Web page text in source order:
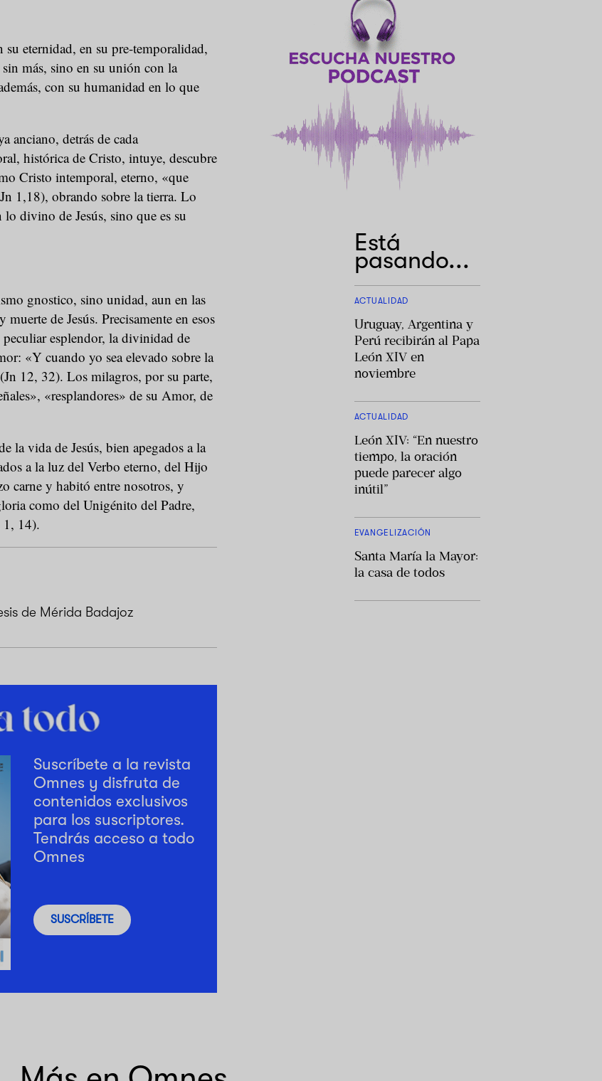
eternidad, en su pre-temporalidad,
más, sino en su unión con la
con su humanidad en lo que
anciano, detrás de cada
histórica de Cristo, intuye, descubre
Cristo intemporal, eterno, «que
1,18), obrando sobre la tierra. Lo
divino de Jesús, sino que es su
gnostico, sino unidad, aun en las
de Jesús. Precisamente en esos
esplendor, la divinidad de
«Y cuando yo sea elevado sobre la
12, 32). Los milagros, por su parte,
«resplandores» de su Amor, de
la vida de Jesús, bien apegados a la
a la luz del Verbo eterno, del Hijo
carne y habitó entre nosotros, y
como del Unigénito del Padre,
1, 14).
de Mérida Badajoz
Está
pasando...
ACTUALIDAD
Uruguay, Argentina y
Perú recibirán al Papa
León XIV en
noviembre
ACTUALIDAD
León XIV: “En nuestro
tiempo, la oración
puede parecer algo
inútil”
EVANGELIZACIÓN
Santa María la Mayor:
la casa de todos
Suscríbete a la revista
Omnes y disfruta de
contenidos exclusivos
para los suscriptores.
Tendrás acceso a todo
Omnes
SUSCRÍBETE